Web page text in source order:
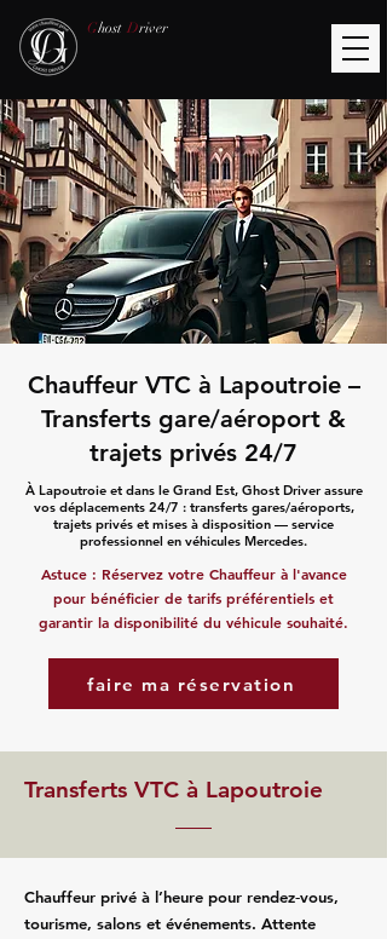
Ghost Driver
Chauffeur VTC à Lapoutroie –
Transferts gare/aéroport &
trajets privés 24/7
À Lapoutroie et dans le Grand Est, Ghost Driver assure
vos déplacements 24/7 : transferts gares/aéroports,
trajets privés et mises à disposition — service
professionnel en véhicules Mercedes.
Astuce : Réservez votre Chauffeur à l'avance
pour bénéficier de tarifs préférentiels et
garantir la disponibilité du véhicule souhaité.
faire ma réservation
Transferts VTC à Lapoutroie
Chauffeur privé à l’heure pour rendez‑vous,
tourisme, salons et événements. Attente